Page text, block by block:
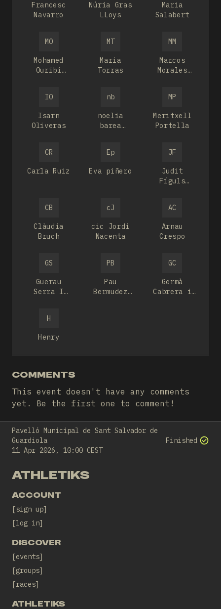
Francesc
Navarro
Núria Gras
LLoys
Maria
Salabert
MO
Mohamed
Ouribi
MT
Maria
Torras
MM
Marcos
Morales
IO
Isarn
Oliveras
nb
noelia
barea
MP
Meritxell
Portella
CR
Carla Ruiz
Ep
Eva piñero
JF
Judit
Fíguls
CB
Clàudia
Bruch
cJ
cic Jordi
Nacenta
AC
Arnau
Crespo
GS
Guerau
Serra I
PB
Pau
Bermudez
GC
Germà
Cabrera i
H
Henry
COMMENTS
This event doesn't have any comments
yet. Be the first one to comment!
Pavelló Municipal de Sant Salvador de
Guardiola
11 Apr 2026, 10:00 CEST
Finished
ATHLETIKS
ACCOUNT
sign up
log in
DISCOVER
events
groups
races
ATHLETIKS